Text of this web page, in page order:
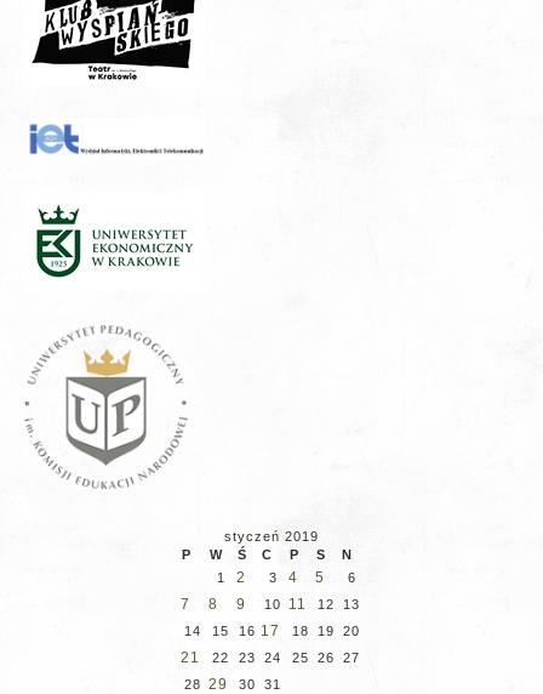
styczeń 2019
P
W Ś C P S
N
1
2 3 4 5 6
7 8 9 10 11 12
13
14
15 16 17 18 19 20
21 22 23 24 25 26
27
28 29 30 31